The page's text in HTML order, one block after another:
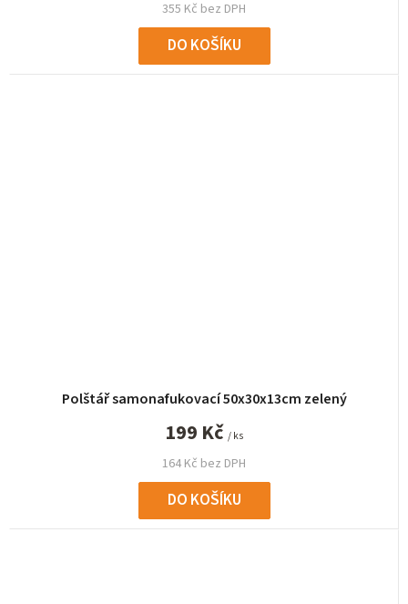
355 Kč bez DPH
DO KOŠÍKU
Polštář samonafukovací 50x30x13cm zelený
164 Kč bez DPH
199 Kč / ks
DO KOŠÍKU